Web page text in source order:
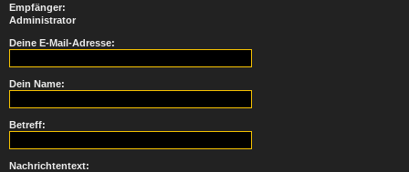
Empfänger:
Administrator
Deine E-Mail-Adresse:
Dein Name:
Betreff:
Nachrichtentext: